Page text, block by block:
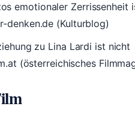
emotionaler Zerrissenheit
denken.de (Kulturblog)
zu Lina Lardi ist nicht
(österreichisches